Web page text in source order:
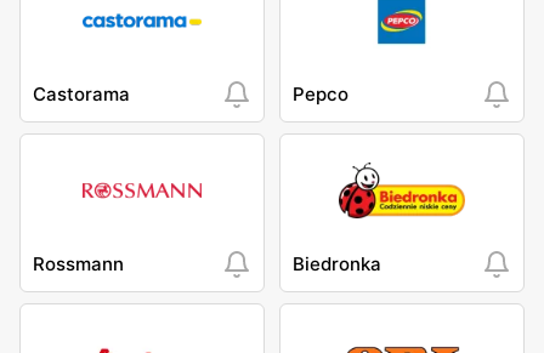
Castorama Pepco
Rossmann Biedronka